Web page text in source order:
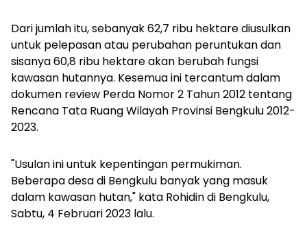
Dari jumlah itu, sebanyak 62,7 ribu hektare diusulkan
untuk pelepasan atau perubahan peruntukan dan
sisanya 60,8 ribu hektare akan berubah fungsi
kawasan hutannya. Kesemua ini tercantum dalam
dokumen review Perda Nomor 2 Tahun 2012 tentang
Rencana Tata Ruang Wilayah Provinsi Bengkulu 2012-
2023.
"Usulan ini untuk kepentingan permukiman.
Beberapa desa di Bengkulu banyak yang masuk
dalam kawasan hutan," kata Rohidin di Bengkulu,
Sabtu, 4 Februari 2023 lalu.